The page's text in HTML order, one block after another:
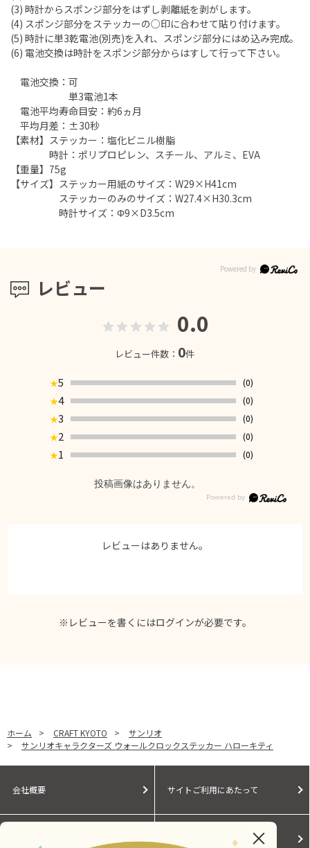
(3) 時計からスポンジ部分をはずし剥離紙を剥がします。
(4) スポンジ部分をステッカーの○印に合わせて貼り付けます。
(5) 時計に単3乾電池(別売)を入れ、スポンジ部分にはめ込み完成。
(6) 電池交換は時計をスポンジ部分からはすして行って下さい。
電池交換：可
単3電池1本
電池平均寿命目安：約6ヵ月
平均月差：±30秒
【素材】ステッカー：塩化ビニル樹脂
時計：ポリプロピレン、スチール、アルミ、EVA
【重量】75g
【サイズ】ステッカー用紙のサイズ：W29×H41cm
ステッカーのみのサイズ：W27.4×H30.3cm
時計サイズ：Φ9×D3.5cm
レビュー
0.0
レビュー件数： 0件
★5
(0)
★4
(0)
★3
(0)
★2
(0)
★1 (0)
投稿画像はありません。
レビューはありません。
※レビューを書くにはログインが必要です。
ホーム > CRAFT KYOTO >
サンリオ
>
サンリオキャラクターズ ウォールクロックステッカー ハローキティ
会社概要 サイトご利用にあたって